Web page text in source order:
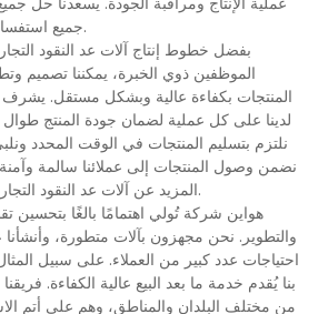
جميع استفساراتكم. تواصلوا معنا فورًا.
بفضل خطوط إنتاج آلات عد النقود
الموظفين ذوي الخبرة، يمكننا تصميم
المنتجات بكفاءة عالية وبشكل مستقل.
لدينا على كل عملية لضمان جودة المنتج طوال
نلتزم بتسليم المنتجات في الوقت المحدد
نضمن وصول المنتجات إلى عملائنا سالمة
المزيد عن آلات عد النقود التجارية، تواصلوا معنا مباشرةً.
هواين شركة تُولي اهتمامًا بالغًا بتحسين
والتطوير. نحن مجهزون بآلات متطورة،
احتياجات عدد كبير من العملاء. على سبيل
بنا يُقدم خدمة ما بعد البيع عالية الكفاءة.
من مختلف البلدان والمناطق، وهم على أتم